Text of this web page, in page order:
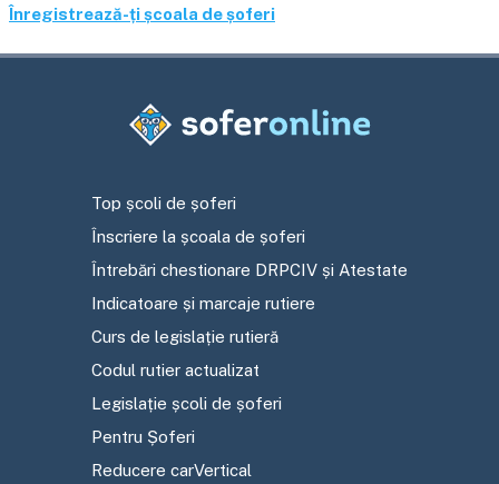
Înregistrează-ți școala de șoferi
Top școli de șoferi
Înscriere la școala de șoferi
Întrebări chestionare DRPCIV și Atestate
Indicatoare și marcaje rutiere
Curs de legislație rutieră
Codul rutier actualizat
Legislație școli de șoferi
Pentru Șoferi
Reducere carVertical